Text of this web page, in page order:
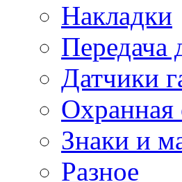
Накладки
Передача
Датчики
Охранная
Знаки и
Разное